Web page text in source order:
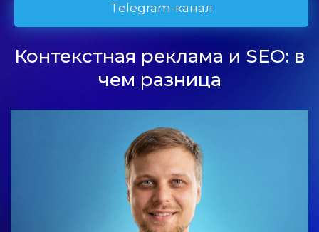
Telegram-канал
Контекстная реклама и SEO: в
чем разница